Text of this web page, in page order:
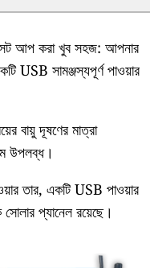
আপ করা খুব সহজ: আপনার
USB সামঞ্জস্যপূর্ণ পাওয়ার
বায়ু দূষণের মাত্রা
উপলব্ধ।
তার, একটি USB পাওয়ার
সোলার প্যানেল রয়েছে।